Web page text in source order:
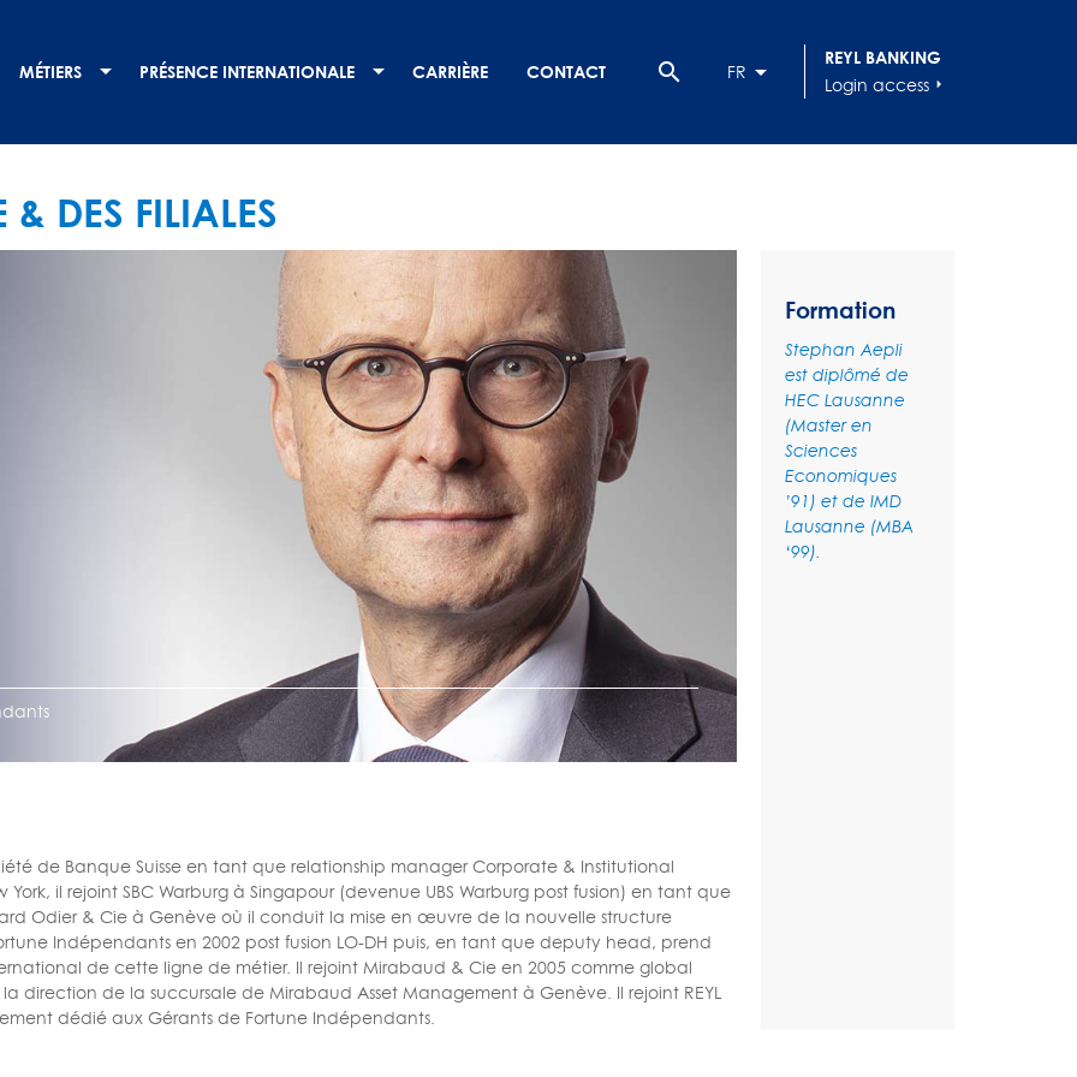
MÉTIERS PRÉSENCE INTERNATIONALE CARRIÈRE CONTACT search FR
REYL BANKING
Login access arrow_right
DES FILIALES
de Banque Suisse en tant que relationship manager Corporate & Institutional
il rejoint SBC Warburg à Singapour (devenue UBS Warburg post fusion) en tant que
Odier & Cie à Genève où il conduit la mise en œuvre de la nouvelle structure
Indépendants en 2002 post fusion LO-DH puis, en tant que deputy head, prend
de cette ligne de métier. Il rejoint Mirabaud & Cie en 2005 comme global
direction de la succursale de Mirabaud Asset Management à Genève. Il rejoint REYL
dédié aux Gérants de Fortune Indépendants.
Formation
Stephan Aepli
est diplômé de
HEC Lausanne
(Master en
Sciences
Economiques
’91) et de IMD
Lausanne (MBA
‘99).